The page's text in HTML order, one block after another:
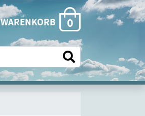
WARENKORB 0